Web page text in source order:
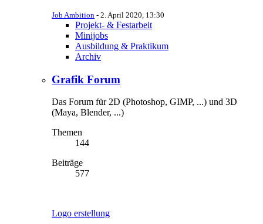
Job Ambition - 2. April 2020, 13:30
Projekt- & Festarbeit
Minijobs
Ausbildung & Praktikum
Archiv
Grafik Forum
Das Forum für 2D (Photoshop, GIMP, ...) und 3D
(Maya, Blender, ...)
Themen
144
Beiträge
577
Logo erstellung